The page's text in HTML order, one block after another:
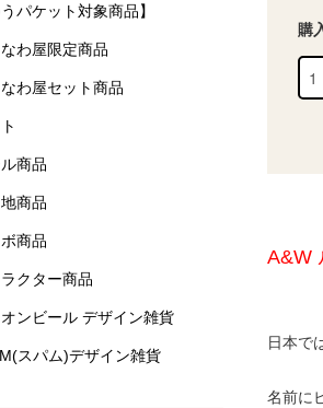
購
A&W
日本で
名前に
うパケット対象商品】
わ屋限定商品
わ屋セット商品
商品
商品
商品
クター商品
ンビール デザイン雑貨
スパム)デザイン雑貨